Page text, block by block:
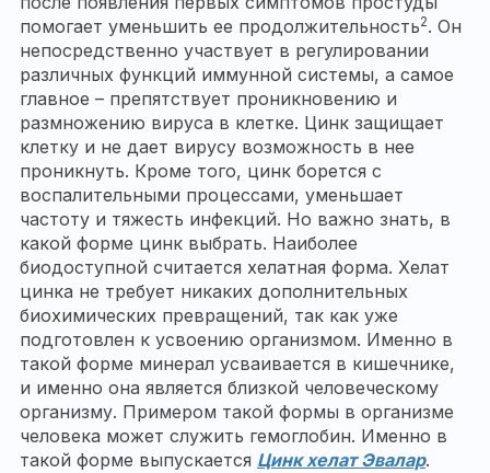
помогает уменьшить ее продолжительность2. Он
непосредственно участвует в регулировании
различных функций иммунной системы, а самое
главное – препятствует проникновению и
размножению вируса в клетке. Цинк защищает
клетку и не дает вирусу возможность в нее
проникнуть. Кроме того, цинк борется с
воспалительными процессами, уменьшает
частоту и тяжесть инфекций. Но важно знать, в
какой форме цинк выбрать. Наиболее
биодоступной считается хелатная форма. Хелат
цинка не требует никаких дополнительных
биохимических превращений, так как уже
подготовлен к усвоению организмом. Именно в
такой форме минерал усваивается в кишечнике,
и именно она является близкой человеческому
организму. Примером такой формы в организме
человека может служить гемоглобин. Именно в
такой форме выпускается Цинк хелат Эвалар.